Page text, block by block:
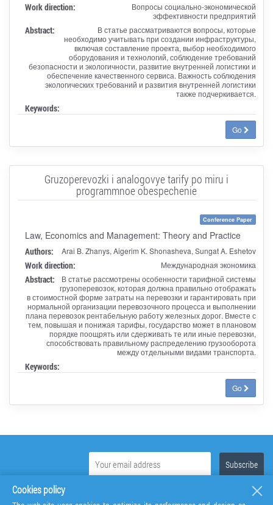
Work direction:
Вопросы социально-экономической
эффективности предприятий
Abstract:
В статье рассматриваются вопросы, которые
необходимо учитывать при создании инфраструктуры,
включая составление проекта, выбор необходимого
оборудования и технологий, соблюдение требований
безопасности и экологичности, развитие внутренней логистики и
обеспечение качественного сервиса. Важность соблюдения
экологических требований и развития внутренней логистики
также подчеркивается.
Keywords:
Go
Gruzoperevozki i analogovye tarify po miru i
programmnoe obespechenie
Conference Paper
Law, Economics and Management: Theory and Practice
Authors: Arai B. Zhanys, Aigerim K. Shonasheva, Sungat A. Eshetov
Work direction: Международная экономика
Abstract:
В статье рассмотрены особенности тарифной системы
грузоперевозок, которая должна правильно отображать
в стоимостной форме затраты на перевозки и гарантировать при
нормальной организации перевозочного процесса и выполнении
плана перевозок рентабельную работу железных дорог. Вместе с
тем, повышая и понижая тарифы, государство может в плановом
порядке поощрять или сдерживать те или иные перевозки,
способствовать правильному распределению грузооборота
между отдельными видами транспорта.
Keywords:
Go
Cookies policy